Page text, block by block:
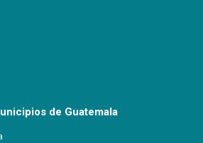
de Guatemala